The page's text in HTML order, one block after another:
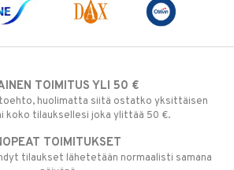
TOIMITUS YLI 50 €
huolimatta siitä ostatko yksittäisen
koko tilauksellesi joka ylittää 50 €.
TOIMITUKSET
tilaukset lähetetään normaalisti samana